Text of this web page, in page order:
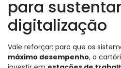
para
digitalização
Vale reforçar: para que os
máximo desempenho, o